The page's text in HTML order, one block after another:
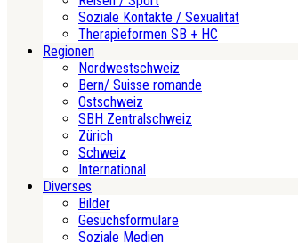
Soziale Kontakte / Sexualität
Therapieformen SB + HC
Regionen
Nordwestschweiz
Bern/ Suisse romande
Ostschweiz
SBH Zentralschweiz
Zürich
Schweiz
International
Diverses
Bilder
Gesuchsformulare
Soziale Medien